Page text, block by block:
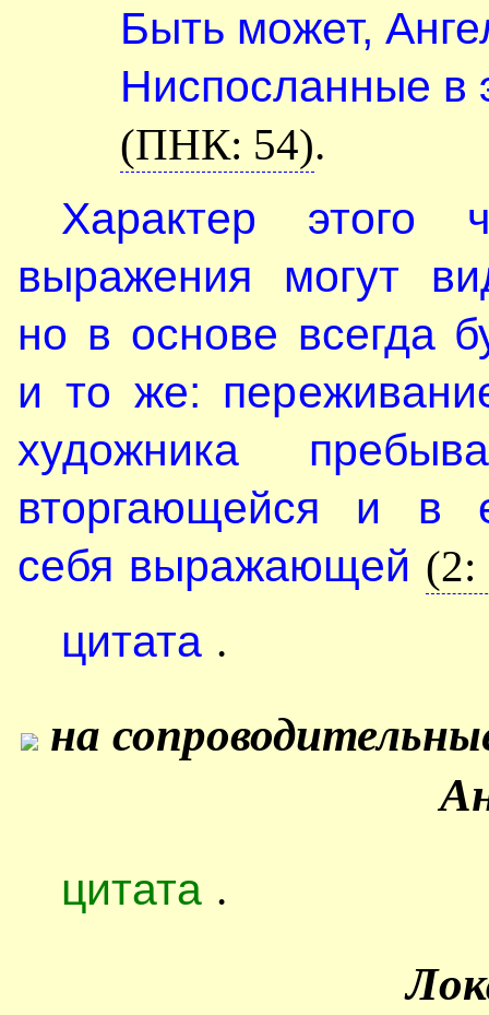
Быть может,
Ниспосланные в
(ПНК: 54).
Характер этого
выражения могут
но в основе всегда
и то же:
художника
вторгающейся и в
себя выражающей (2:
цитата .
на
цитата .